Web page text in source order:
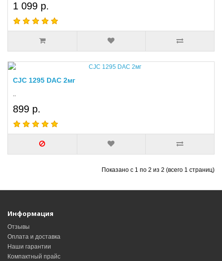
1 099 р.
CJC 1295 DAC 2мг
..
899 р.
Показано с 1 по 2 из 2 (всего 1 страниц)
Информация
Отзывы
Оплата и доставка
Наши гарантии
Компактный прайс